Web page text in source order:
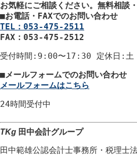
お気軽にご相談ください。 無料相談
■お電話・FAXでのお問い合わせ
TEL：053-475-2511
FAX：053-475-2512
受付時間 :9:00〜17:30 定休日 :土
■メールフォームでのお問い合わせ
メールフォームはこちら
24時間受付中
TKg 田中会計グループ
田中範雄公認会計士事務所 ・ 税理士